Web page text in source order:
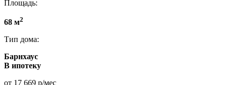
Площадь:
68 м2
Тип дома:
Барнхаус
В ипотеку
от 17 669 р/мес